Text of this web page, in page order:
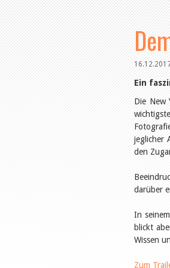
Ein
Die New
jeglicher
den
darüber
In
blickt
Wissen
Zum